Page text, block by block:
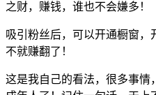
之财，赚钱，谁也不会嫌多！
吸引粉丝后，可以开通橱窗，
不就赚翻了！
这是我自己的看法，很多事情